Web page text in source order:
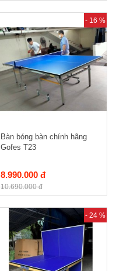
- 16 %
Bàn bóng bàn chính hãng
Gofes T23
8.990.000 đ
10.690.000 đ
- 24 %